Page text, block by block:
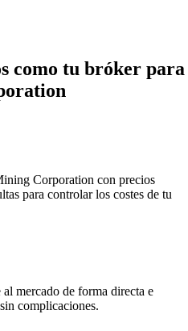
como tu bróker para
Corporation con precios
para controlar los costes de tu
mercado de forma directa e
complicaciones.